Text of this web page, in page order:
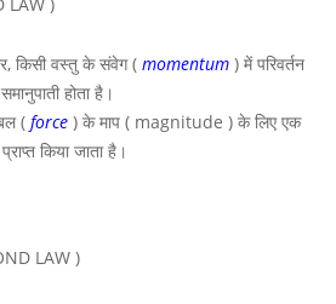
किसी वस्तु के संवेग ( momentum ) में परिवर्तन
होता है।
( force ) के माप ( magnitude ) के लिए एक
किया जाता है।
LAW )